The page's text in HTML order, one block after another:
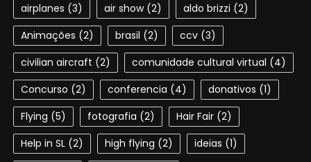
airplanes (3) air show(2) aldo brizzi (2)
Animações (2) brasil (2) ccv(3)
civilian aircraft (2) comunidade cultural virtual (4)
Concurso (2) conferencia (4) donativos (1)
Flying (5) fotografia (2) Hair Fair(2)
Help in SL(2) high flying (2) ideias (1)